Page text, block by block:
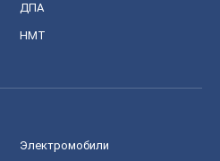
ДПА
НМТ
Электромобили